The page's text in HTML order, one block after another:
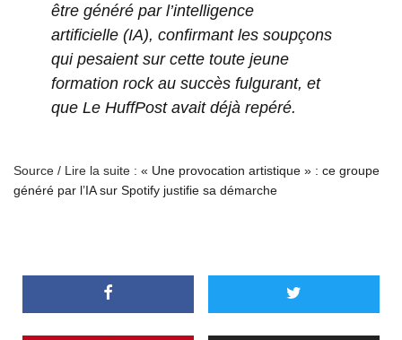
être généré par l’intelligence
artificielle (IA), confirmant les soupçons
qui pesaient sur cette toute jeune
formation rock au succès fulgurant, et
que Le HuffPost avait déjà repéré.
Source / Lire la suite : « Une provocation artistique » : ce groupe
généré par l’IA sur Spotify justifie sa démarche